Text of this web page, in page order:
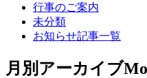
行事のご案内
未分類
お知らせ記事一覧
月別アーカイブ